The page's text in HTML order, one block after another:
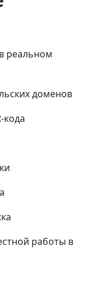
реальном
доменов
кода
работы в